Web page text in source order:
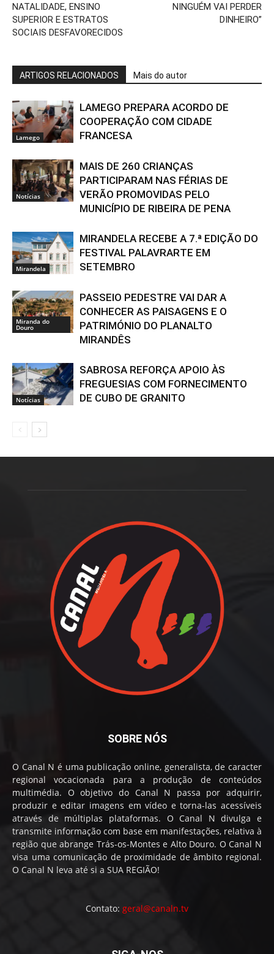
NATALIDADE, ENSINO
SUPERIOR E ESTRATOS
SOCIAIS DESFAVORECIDOS
NINGUÉM VAI PERDER
DINHEIRO”
ARTIGOS RELACIONADOS Mais do autor
Lamego
LAMEGO PREPARA ACORDO DE
COOPERAÇÃO COM CIDADE
FRANCESA
Notícias
MAIS DE 260 CRIANÇAS
PARTICIPARAM NAS FÉRIAS DE
VERÃO PROMOVIDAS PELO
MUNICÍPIO DE RIBEIRA DE PENA
Mirandela
MIRANDELA RECEBE A 7.ª EDIÇÃO DO
FESTIVAL PALAVRARTE EM
SETEMBRO
Miranda do
Douro
PASSEIO PEDESTRE VAI DAR A
CONHECER AS PAISAGENS E O
PATRIMÓNIO DO PLANALTO
MIRANDÊS
Notícias
SABROSA REFORÇA APOIO ÀS
FREGUESIAS COM FORNECIMENTO
DE CUBO DE GRANITO
SOBRE NÓS
O Canal N é uma publicação online, generalista, de caracter
regional vocacionada para a produção de conteúdos
multimédia. O objetivo do Canal N passa por adquirir,
produzir e editar imagens em vídeo e torna-las acessíveis
através de múltiplas plataformas. O Canal N divulga e
transmite informação com base em manifestações, relativa à
região que abrange Trás-os-Montes e Alto Douro. O Canal N
visa uma comunicação de proximidade de âmbito regional.
O Canal N leva até si a SUA REGIÃO!
Contato: geral@canaln.tv